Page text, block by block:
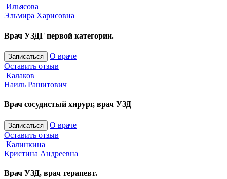
Ильясова
Эльмира Харисовна
Врач УЗДГ первой категории.
Записаться
О враче
Оставить отзыв
Калаков
Наиль Рашитович
Врач сосудистый хирург, врач УЗД
Записаться
О враче
Оставить отзыв
Калинкина
Кристина Андреевна
Врач УЗД, врач терапевт.